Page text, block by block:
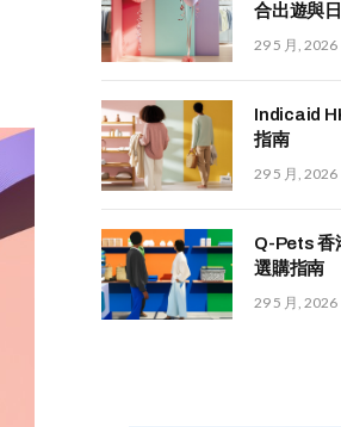
合出遊與
29 5 月, 2026
Indicaid
指南
29 5 月, 2026
Q-Pets 香
選購指南
29 5 月, 2026